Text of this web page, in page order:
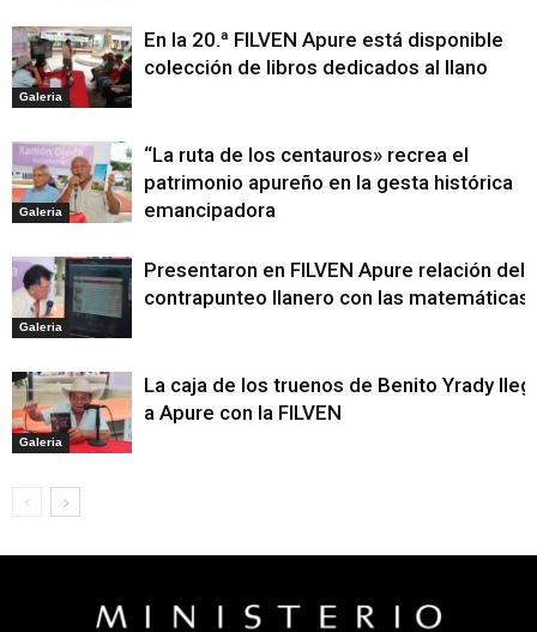
Galeria
En la 20.ª FILVEN Apure está disponible
colección de libros dedicados al llano
Galeria
“La ruta de los centauros» recrea el
patrimonio apureño en la gesta histórica
emancipadora
Galeria
Presentaron en FILVEN Apure relación del
contrapunteo llanero con las matemáticas
Galeria
La caja de los truenos de Benito Yrady
a Apure con la FILVEN